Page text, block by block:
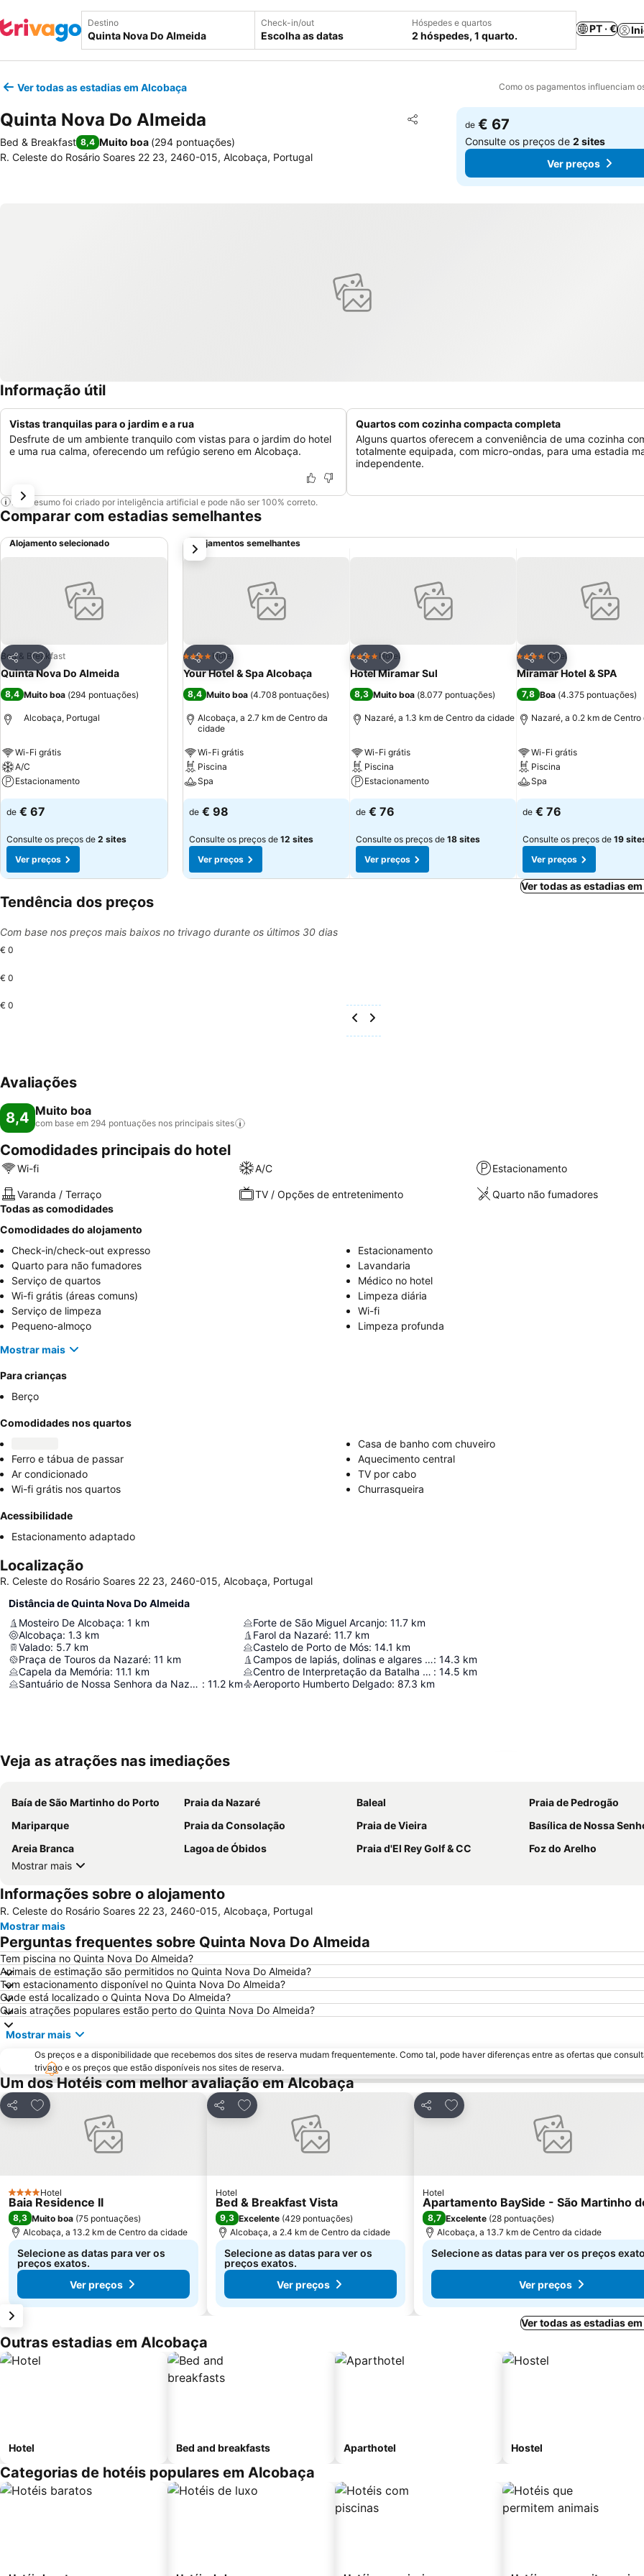
Destino Check-in/out
Escolha as datas
Hóspedes e quartos
2 hóspedes, 1 quarto.
PT · €
Ver todas as estadias em Alcobaça Como os pagamentos influenciam
Quinta Nova Do Almeida Partilhar
Adicionar aos favoritos
Bed & Breakfast 8,4 Muito boa (294 pontuações)
R. Celeste do Rosário Soares 22 23, 2460-015, Alcobaça, Portugal
de € 67
Consulte os preços de2 sites
Ver preços
Informação útil
Vistas tranquilas para o jardim e a rua
Desfrute de um ambiente tranquilo com vistas para o jardim do hotel
e uma rua calma, oferecendo um refúgio sereno em Alcobaça.
Quartos com cozinha compacta completa
Alguns quartos oferecem a conveniência de uma cozinha
totalmente equipada, com micro-ondas, para uma estadia
independente.
Este resumo foi criado por inteligência artificial e pode não ser 100% correto.
Comparar com estadias semelhantes
Alojamento selecionado
Partilhar
Adicionar aos favoritos
Bed & Breakfast
Quinta Nova Do Almeida
8,4 Muito boa (294 pontuações)
Alcobaça, Portugal
Wi-Fi grátis
A/C
Estacionamento
de € 67
Consulte os preços de 2 sites
Ver preços
Alojamentos semelhantes
Partilhar
Adicionar aos favoritos
4 EstrelasHotel
Your Hotel & Spa Alcobaça
8,4 Muito boa (4.708 pontuações)
Alcobaça, a 2.7 km de Centro da
cidade
Wi-Fi grátis
Piscina
Spa
de € 98
Consulte os preços de 12 sites
Ver preços
Partilhar
Adicionar aos favoritos
4 EstrelasHotel
Hotel Miramar Sul
8,3 Muito boa (8.077 pontuações)
Nazaré, a 1.3 km de Centro da cidade
Wi-Fi grátis
Piscina
Estacionamento
de € 76
Consulte os preços de 18 sites
Ver preços
Partilhar
Adicionar aos
4 EstrelasHotel
Miramar Hotel & SPA
7,8 Boa (4.375 pontuações)
Nazaré, a 0.2 km de
Wi-Fi grátis
Piscina
Spa
de € 76
Consulte os preços de 19
Ver preços
próximo
Ver todas as estadias
Tendência dos preços
Com base nos preços mais baixos no trivago durante os últimos 30 dias
€ 0
€ 0
€ 0
Avaliações
8,4 Muito boa
com base em 294 pontuações nos principais sites
Comodidades principais do hotel
Wi-fi A/C Estacionamento
Varanda / Terraço TV / Opções de entretenimento
Quarto não fumadores
Todas as comodidades
Comodidades do alojamento
Check-in/check-out expresso
Estacionamento
Quarto para não fumadores
Lavandaria
Serviço de quartos
Médico no hotel
Wi-fi grátis (áreas comuns)
Limpeza diária
Serviço de limpeza
Wi-fi
Pequeno-almoço
Limpeza profunda
Mostrar mais
Para crianças
Berço
Comodidades nos quartos
Casa de banho com chuveiro
Ferro e tábua de passar
Aquecimento central
Ar condicionado
TV por cabo
Wi-fi grátis nos quartos
Churrasqueira
Acessibilidade
Estacionamento adaptado
Localização
R. Celeste do Rosário Soares 22 23, 2460-015, Alcobaça, Portugal
Distância de Quinta Nova Do Almeida
Mosteiro De Alcobaça: 1 km
Alcobaça: 1.3 km
Valado: 5.7 km
Praça de Touros da Nazaré: 11 km
Capela da Memória: 11.1 km
Santuário de Nossa Senhora da Nazaré : 11.2 km
Forte de São Miguel Arcanjo: 11.7 km
Farol da Nazaré: 11.7 km
Castelo de Porto de Mós: 14.1 km
Campos de lapiás, dolinas e algares das serras da Mendiga e S. Bento: 14.3 km
Centro de Interpretação da Batalha de Aljubarrota : 14.5 km
Aeroporto Humberto Delgado: 87.3 km
Veja as atrações nas imediações
Baía de São Martinho do Porto Praia da Nazaré Baleal
Praia de Pedrogão
Mariparque
Praia da Consolação Praia de Vieira
Basílica de Nossa Senhora do
Areia Branca
Lagoa de Óbidos Praia d'El Rey Golf & CC
Foz do Arelho
Mostrar mais
Informações sobre o alojamento
R. Celeste do Rosário Soares 22 23, 2460-015, Alcobaça, Portugal
Mostrar mais
Perguntas frequentes sobre Quinta Nova Do Almeida
Tem piscina no Quinta Nova Do Almeida?
Animais de estimação são permitidos no Quinta Nova Do Almeida?
Tem estacionamento disponível no Quinta Nova Do Almeida?
Onde está localizado o Quinta Nova Do Almeida?
Quais atrações populares estão perto do Quinta Nova Do Almeida?
Mostrar mais
Os preços e a disponibilidade que recebemos dos sites de reserva mudam frequentemente. Como tal, pode haver diferenças entre as ofertas que
trivago e os preços que estão disponíveis nos sites de reserva.
Um dos Hotéis com melhor avaliação em Alcobaça
Partilhar
Adicionar aos favoritos
4 Estrelas
Hotel
Baia Residence Il
8,3 Muito boa (75 pontuações)
Alcobaça, a 13.2 km de Centro da cidade
Selecione as datas para ver os
preços exatos.
Ver preços
Partilhar
Adicionar aos favoritos
Hotel
Bed & Breakfast Vista
9,3 Excelente (429 pontuações)
Alcobaça, a 2.4 km de Centro da cidade
Selecione as datas para ver os
preços exatos.
Ver preços
Partilhar
Adicionar aos favoritos
Hotel
Apartamento BaySide - São Martinho
8,7 Excelente (28 pontuações)
Alcobaça, a 13.7 km de Centro da cidade
Selecione as datas para ver os preços
Ver preços
Ver todas as estadias
Outras estadias em Alcobaça
Hotel Bed and breakfasts Aparthotel Hostel
Categorias de hotéis populares em Alcobaça